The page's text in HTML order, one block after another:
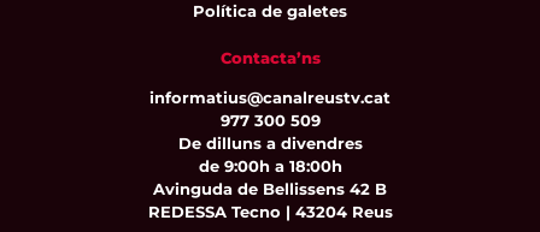
Política de galetes
Contacta’ns
informatius@canalreustv.cat
977 300 509
De dilluns a divendres
de 9:00h a 18:00h
Avinguda de Bellissens 42 B
REDESSA Tecno | 43204 Reus